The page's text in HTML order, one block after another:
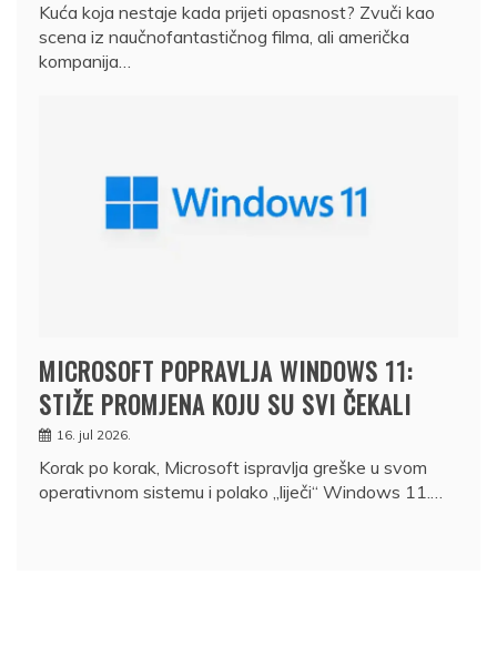
Kuća koja nestaje kada prijeti opasnost? Zvuči kao
scena iz naučnofantastičnog filma, ali američka
kompanija…
MICROSOFT POPRAVLJA WINDOWS 11:
STIŽE PROMJENA KOJU SU SVI ČEKALI
16. jul 2026.
Korak po korak, Microsoft ispravlja greške u svom
operativnom sistemu i polako „liječi“ Windows 11.…